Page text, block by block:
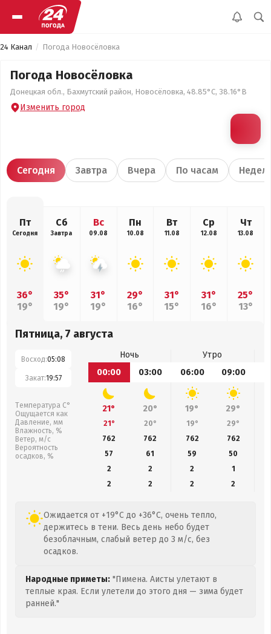
24 Канал Погода Новосёловка
Погода Новосёловка
Донецкая обл., Бахмутский район, Новосёловка, 48.85°С, 38.16°В
Изменить город
Сегодня Завтра Вчера По часам
Пт
Сегодня
36°
19°
Сб
Завтра
35°
19°
Вс
09.08
31°
19°
Пн
10.08
29°
16°
Вт
11.08
31°
15°
Ср
12.08
31°
16°
Чт
13.08
25°
13°
Пятница, 7 августа
Восход:05:08
Закат:19:57
Температура С°
Ощущается как
Давление, мм
Влажность, %
Ветер, м/с
Вероятность
осадков, %
Ночь
Утро
00:00
03:00 06:00 09:00
21° 20° 19° 29°
21° 20° 19° 29°
762
762 762 762
57
61 59
50
2
2 2
1
2
2 2 2
Ожидается от +19°C до +36°C, очень тепло,
держитесь в тени. Весь день небо будет
безоблачным, слабый ветер до 3 м/с, без
осадков.
Народные приметы: "Пимена. Аисты улетают в
теплые края. Если улетели до этого дня — зима будет
ранней."